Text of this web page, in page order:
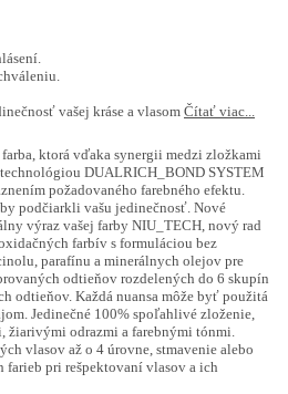
vašej kráse a vlasom Čítať viac...
ktorá vďaka synergii medzi zložkami
DUALRICH_BOND SYSTEM
požadovaného farebného efektu.
podčiarkli vašu jedinečnosť. Nové
výraz vašej farby NIU_TECH, nový rad
farbív s formuláciou bez
parafínu a minerálnych olejov pre
odtieňov rozdelených do 6 skupín
odtieňov. Každá nuansa môže byť použitá
Jedinečné 100% spoľahlivé zloženie,
odrazmi a farebnými tónmi.
vlasov až o 4 úrovne, stmavenie alebo
farieb pri rešpektovaní vlasov a ich